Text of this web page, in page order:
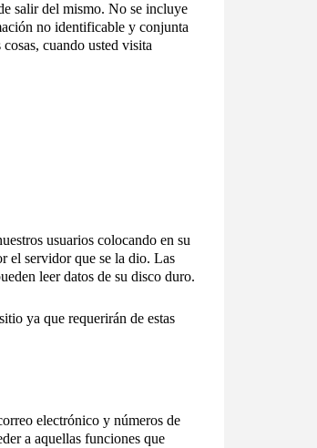
salir del mismo. No se incluye
no identificable y conjunta
cuando usted visita
usuarios colocando en su
el servidor que se la dio. Las
leer datos de su disco duro.
ya que requerirán de estas
electrónico y números de
a aquellas funciones que